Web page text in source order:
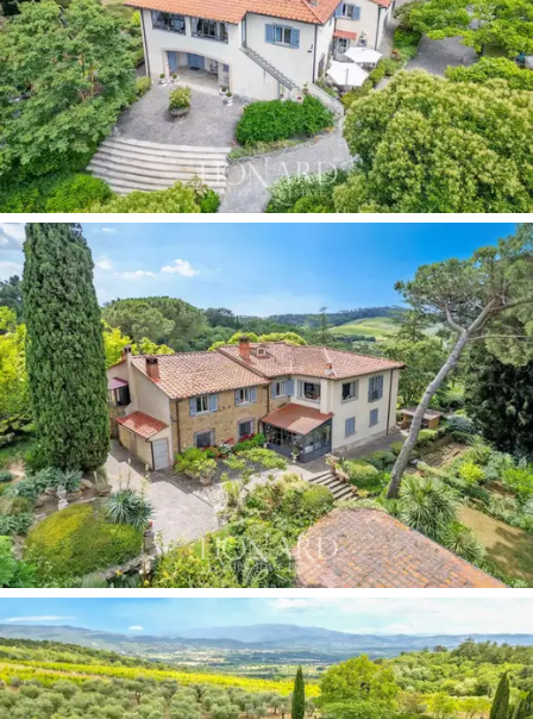
современным декором и изысканной мебелью,
создавая элегантную и стильную атмосферу.
Главная вилла расположена на двух уровнях. Во
время реставрации была продумана удобная
планировка, а помещения стали светлыми и уютными.
На первом этаже находится большая гостиная с
лаунжем, выходящим в сад, столовая, кухня и
кабинет. Спальная зона предлагает четыре спальни,
одна из которых дополнена гардеробной, и три
ванные комнаты. Каждая комната прекрасно
меблирована и оснащена всеми удобствами. На
верхнем этаже находятся еще две гостиные с
кухней, столовая, две ванные комнаты и четыре
спальни.
Флигель состоит из жилой зоны с кухней, ванной
комнаты и прачечной, представляя собой удобное и
функциональное пространство.